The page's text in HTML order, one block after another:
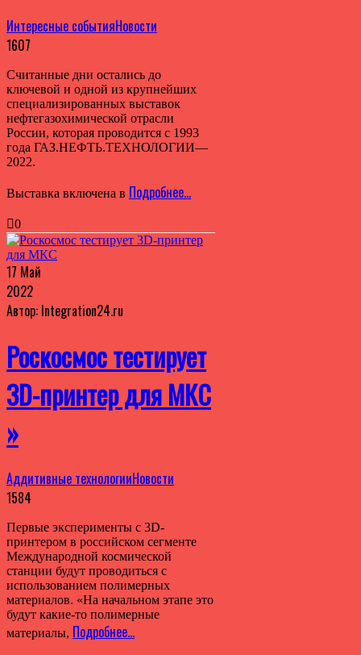
Интересные событияНовости
1607
Считанные дни остались до
ключевой и одной из крупнейших
специализированных выставок
нефтегазохимической отрасли
России, которая проводится с 1993
года ГАЗ.НЕФТЬ.ТЕХНОЛОГИИ—
2022.
Выставка включена в Подробнее…
0
17 Май
2022
Автор: Integration24.ru
Роскосмос тестирует
3D-принтер для МКС
»
Аддитивные технологииНовости
1584
Первые эксперименты с 3D-
принтером в российском сегменте
Международной космической
станции будут проводиться с
использованием полимерных
материалов. «На начальном этапе это
будут какие-то полимерные
материалы, Подробнее…